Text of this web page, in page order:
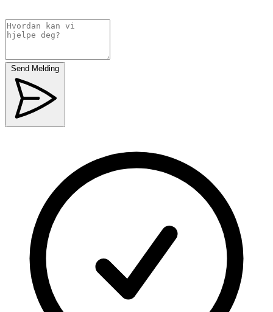
Send Melding